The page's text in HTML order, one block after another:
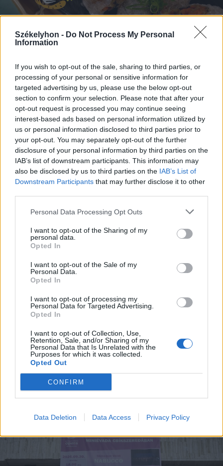
Székelyhon - Do Not Process My Personal
Information
If you wish to opt-out of the sale, sharing to third parties, or
processing of your personal or sensitive information for
targeted advertising by us, please use the below opt-out
section to confirm your selection. Please note that after your
opt-out request is processed you may continue seeing
interest-based ads based on personal information utilized by
us or personal information disclosed to third parties prior to
your opt-out. You may separately opt-out of the further
disclosure of your personal information by third parties on the
IAB’s list of downstream participants. This information may
also be disclosed by us to third parties on the IAB’s List of
Downstream Participants that may further disclose it to other
Personal Data Processing Opt Outs
I want to opt-out of the Sharing of my
personal data.
Opted In
I want to opt-out of the Sale of my
Personal Data.
Opted In
I want to opt-out of processing my
Personal Data for Targeted Advertising.
Opted In
I want to opt-out of Collection, Use,
Retention, Sale, and/or Sharing of my
Personal Data that Is Unrelated with the
Purposes for which it was collected.
Opted Out
CONFIRM
Data Deletion Data Access Privacy Policy
2026. augusztus 05., szerda
Zöldséges tekercs – videó
2026. augusztus 04., kedd
Jazzre hangolódik Csíkszereda:
világsztárokkal, helyi
tehetségekkel és új reményekkel
érkezik a 16. Csíki Jazz